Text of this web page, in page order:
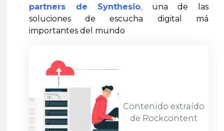
partners de Synthesio, una de las
soluciones de escucha digital má
importantes del mundo
Contenido extraído
de Rockcontent